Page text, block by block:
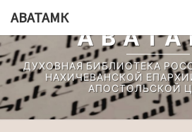
содержимому
АВАТАМК
ДУХОВНАЯ БИБЛИОТЕКА
НАХИЧЕВАНСКОЙ
АПОСТОЛЬСКОЙ